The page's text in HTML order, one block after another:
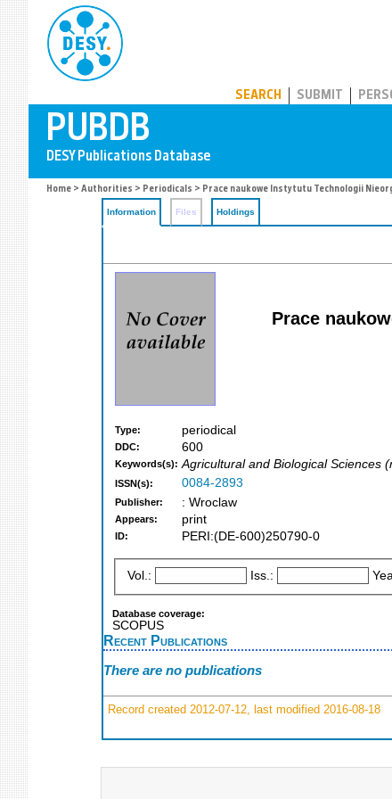
SEARCH SUBMIT
Home > Authorities > Periodicals > Prace naukowe Instytutu Technologii
Information Files Holdings
Prace
Type: periodical
DDC: 600
Keywords(s): Agricultural and Biological Sciences
ISSN(s): 0084-2893
Publisher: : Wroclaw
Appears: print
ID: PERI:(DE-600)250790-0
Vol.: Iss.:
Database coverage:
SCOPUS
Recent Publications
There are no publications
Record created 2012-07-12, last modified 2016-08-18